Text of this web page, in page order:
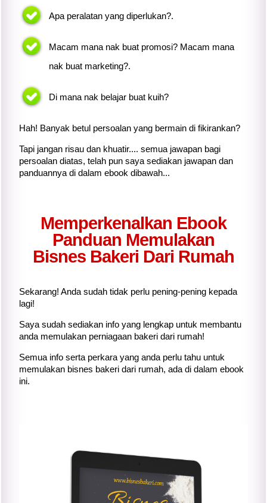
Apa peralatan yang diperlukan?.
Macam mana nak buat promosi? Macam mana
nak buat marketing?.
Di mana nak belajar buat kuih?
Hah! Banyak betul persoalan yang bermain di fikirankan?
Tapi jangan risau dan khuatir.... semua jawapan bagi
persoalan diatas, telah pun saya sediakan jawapan dan
panduannya di dalam ebook dibawah...
Memperkenalkan Ebook
Panduan Memulakan
Bisnes Bakeri Dari Rumah
Sekarang! Anda sudah tidak perlu pening-pening kepada
lagi!
Saya sudah sediakan info yang lengkap untuk membantu
anda memulakan perniagaan bakeri dari rumah!
Semua info serta perkara yang anda perlu tahu untuk
memulakan bisnes bakeri dari rumah, ada di dalam ebook
ini.